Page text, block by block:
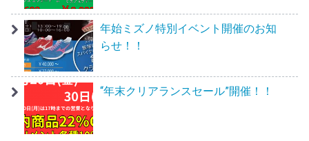
年始ミズノ特別イベント開催のお知
らせ！！
“年末クリアランスセール”開催！！